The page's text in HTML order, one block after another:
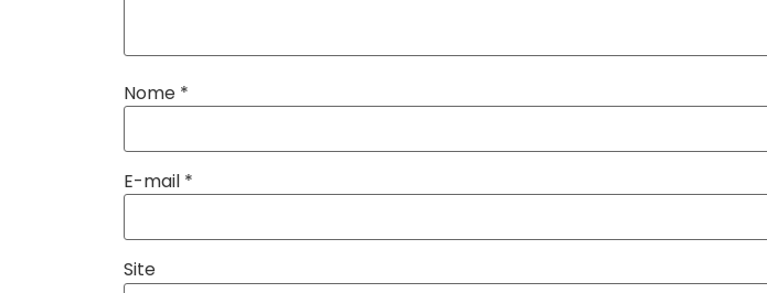
Nome *
E-mail *
Site